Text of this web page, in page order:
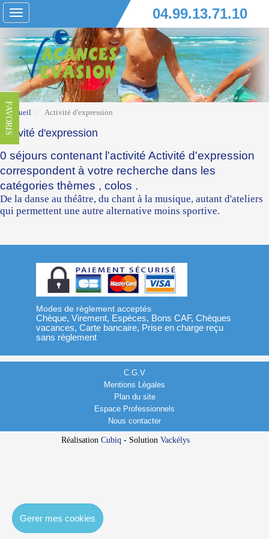
Toggle
navigation
04.99.13.71.10
FAVORIS
Accueil Activité d'expression
Activité d'expression
0 séjours contenant l'activité Activité d'expression
correspondent à votre recherche dans les
catégories thèmes , colos .
De la danse au théâtre, du chant à la musique, autant d'ateliers
qui permettent une autre alternative moins sportive.
Modes de règlement acceptés
Chèque, Virement, Espèces, Bons CAF, Chèques
vacances, Carte bancaire, Prise en charge reçu
sans règlement
C.G.V
Mentions Légales
Plan du site
Espace Professionnels
Nous contacter
Réalisation Cubiq - Solution Vackélys
Gerer mes cookies